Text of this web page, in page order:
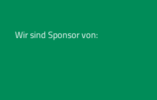
Wir sind Sponsor von: